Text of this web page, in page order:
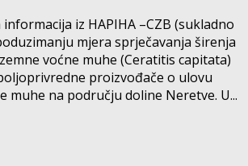
iz HAPIHA –CZB (sukladno
mjera sprječavanja širenja
voćne muhe (Ceratitis capitata)
proizvođače o ulovu
muhe na području doline Neretve. U...